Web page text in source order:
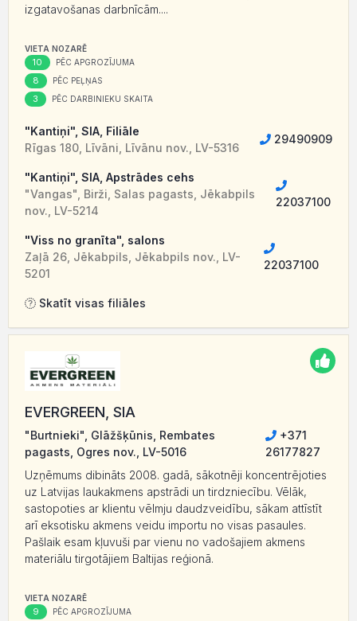
izgatavošanas darbnīcām....
VIETA NOZARĒ
10 PĒC APGROZĪJUMA
8 PĒC PEĻŅAS
3 PĒC DARBINIEKU SKAITA
"Kantiņi", SIA, Filiāle
Rīgas 180, Līvāni, Līvānu nov., LV-5316
29490909
"Kantiņi", SIA, Apstrādes cehs
"Vangas", Birži, Salas pagasts, Jēkabpils
nov., LV-5214
22037100
"Viss no granīta", salons
Zaļā 26, Jēkabpils, Jēkabpils nov., LV-
5201
22037100
Skatīt visas filiāles
EVERGREEN, SIA
"Burtnieki", Glāžšķūnis, Rembates
pagasts, Ogres nov., LV-5016
+371
26177827
Uzņēmums dibināts 2008. gadā, sākotnēji koncentrējoties
uz Latvijas laukakmens apstrādi un tirdzniecību. Vēlāk,
sastopoties ar klientu vēlmju daudzveidību, sākam attīstīt
arī eksotisku akmens veidu importu no visas pasaules.
Pašlaik esam kļuvuši par vienu no vadošajiem akmens
materiālu tirgotājiem Baltijas reģionā.
VIETA NOZARĒ
9 PĒC APGROZĪJUMA